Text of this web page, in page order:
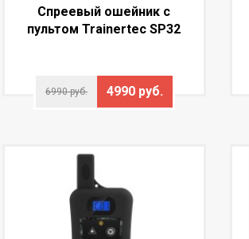
Спреевый ошейник с
пультом Trainertec SP32
6990 руб. 4990 руб.